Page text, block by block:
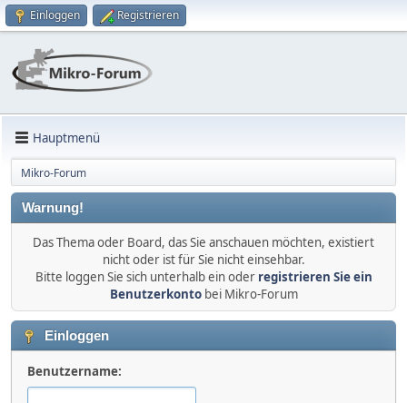
Einloggen Registrieren
Hauptmenü
Mikro-Forum
Warnung!
Das Thema oder Board, das Sie anschauen möchten, existiert
nicht oder ist für Sie nicht einsehbar.
Bitte loggen Sie sich unterhalb ein oder registrieren Sie ein
Benutzerkontobei Mikro-Forum
Einloggen
Benutzername: